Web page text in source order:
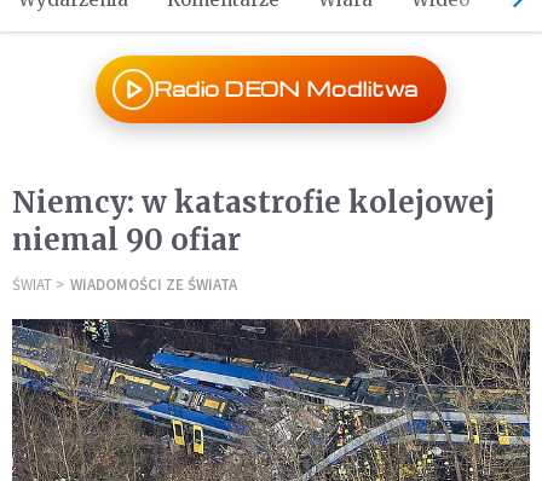
Radio DEON Modlitwa
Niemcy: w katastrofie kolejowej
niemal 90 ofiar
ŚWIAT WIADOMOŚCI ZE ŚWIATA